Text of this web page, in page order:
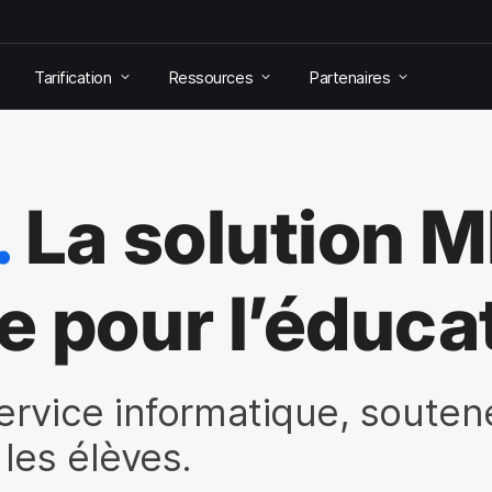
Tarification Ressources Partenaires
La solution
pour
informatique,
élèves.